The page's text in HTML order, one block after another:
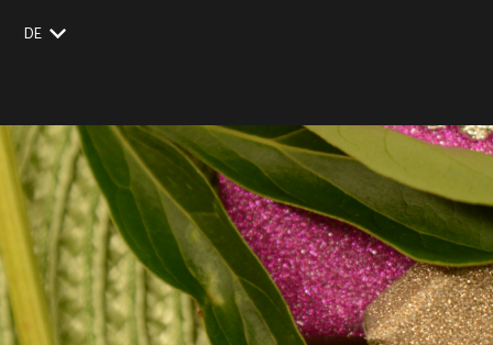
DE
CZ
SK